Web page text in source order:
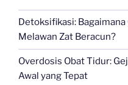
Detoksifikasi:
Melawan Zat Beracun?
Overdosis Obat Tidur:
Awal yang Tepat